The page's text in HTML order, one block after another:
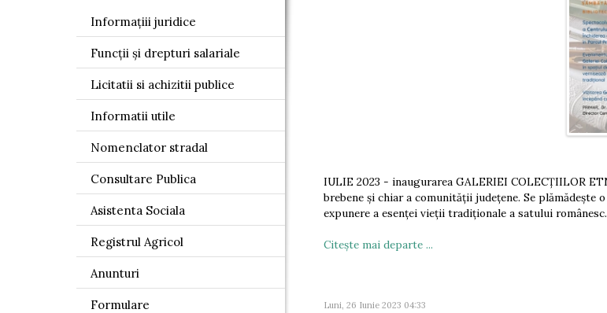
IULIE 2023 - inaugurarea GALERIEI COLECȚIILOR
brebene și chiar a comunității județene. Se plămădește
expunere a esenței vieții tradiționale a satului
Citeşte mai departe ...
Luni, 26 Iunie 2023 04:33
Informațiii juridice
Funcții și drepturi salariale
Licitatii si achizitii publice
Informatii utile
Nomenclator stradal
Consultare Publica
Asistenta Sociala
Registrul Agricol
Anunturi
Formulare